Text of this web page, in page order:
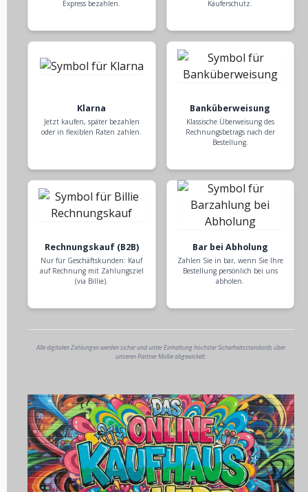
Express bezahlen.
Käuferschutz.
Klarna
Jetzt kaufen, später bezahlen
oder in flexiblen Raten zahlen.
Banküberweisung
Klassische Überweisung des
Rechnungsbetrags nach der
Bestellung.
Rechnungskauf (B2B)
Nur für Geschäftskunden: Kauf
auf Rechnung mit Zahlungsziel
(via Billie).
Bar bei Abholung
Zahlen Sie in bar, wenn Sie Ihre
Bestellung persönlich bei uns
abholen.
Alle digitalen Zahlungen werden sicher und unter Einhaltung höchster Sicherheitsstandards über
unseren Partner Mollie abgewickelt.